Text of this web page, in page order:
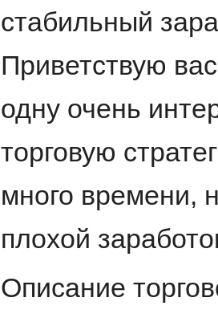
стабильный
Приветствую
одну очень
торговую
много времени,
плохой
Описание